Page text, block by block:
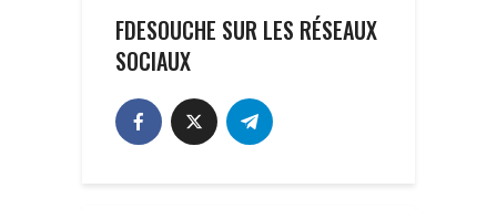
FDESOUCHE SUR LES RÉSEAUX
SOCIAUX